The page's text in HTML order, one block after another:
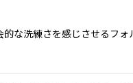
な洗練さを感じさせるフ